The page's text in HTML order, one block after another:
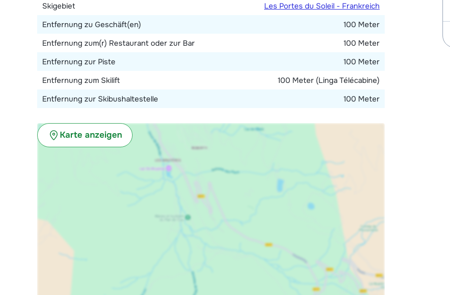
Skigebiet
Les Portes du Soleil - Frankreich
Entfernung zu Geschäft(en)
100 Meter
Entfernung zum(r) Restaurant oder zur Bar
100 Meter
Entfernung zur Piste
100 Meter
Entfernung zum Skilift
100 Meter (Linga Télécabine)
Entfernung zur Skibushaltestelle
100 Meter
Karte anzeigen